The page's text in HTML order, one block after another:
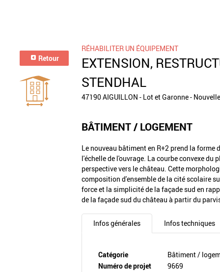
Retour
RÉHABILITER UN ÉQUIPEMENT
EXTENSION,
STENDHAL
47190 AIGUILLON - Lot et Garonne -
BÂTIMENT / LOGEMENT
Le nouveau bâtiment en R+2 prend la forme
l'échelle de l'ouvrage. La courbe convexe
perspective vers le château. Cette
composition d'ensemble de la cité scolaire
force et la simplicité de la façade sud en
de la façade sud du château à partir du
Infos générales Infos techniques
Catégorie
Bâtiment /
Numéro de projet
9669